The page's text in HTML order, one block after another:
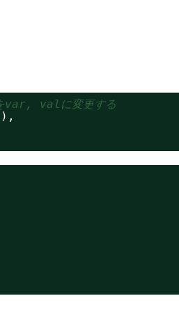
var, valに変更する